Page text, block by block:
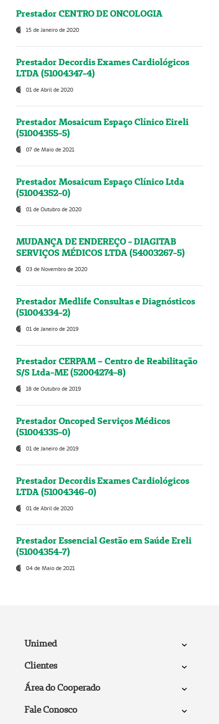
Prestador CENTRO DE ONCOLOGIA
15 de Janeiro de 2020
Prestador Decordis Exames Cardiológicos
LTDA (51004347-4)
01 de Abril de 2020
Prestador Mosaicum Espaço Clínico Eireli
(51004355-5)
07 de Maio de 2021
Prestador Mosaicum Espaço Clínico Ltda
(51004352-0)
01 de Outubro de 2020
MUDANÇA DE ENDEREÇO - DIAGITAB
SERVIÇOS MÉDICOS LTDA (54003267-5)
03 de Novembro de 2020
Prestador Medlife Consultas e Diagnósticos
(51004334-2)
01 de Janeiro de 2019
Prestador CERPAM – Centro de Reabilitação
S/S Ltda-ME (52004274-8)
18 de Outubro de 2019
Prestador Oncoped Serviços Médicos
(51004335-0)
01 de Janeiro de 2019
Prestador Decordis Exames Cardiológicos
LTDA (51004346-0)
01 de Abril de 2020
Prestador Essencial Gestão em Saúde Ereli
(51004354-7)
04 de Maio de 2021
Unimed
Clientes
Área do Cooperado
Fale Conosco